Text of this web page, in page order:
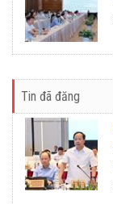
Tin đã đăng